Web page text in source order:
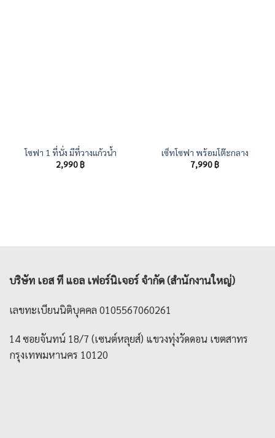
โซฟา 1 ที่นั่ง มีที่วางแก้วน้ำ
2,990฿
เซ็ทโซฟา พร้อมโต๊ะกลาง
7,990฿
บริษัท เอส ที แอล เฟอร์นิเจอร์ จำกัด (สำนักงานใหญ่)
เลขทะเบียนนิติบุคคล 0105567060261
14 ซอยจันทน์ 18/7 (เซนต์หลุยส์) แขวงทุ่งวัดดอน เขตสาทร
กรุงเทพมหานคร 10120